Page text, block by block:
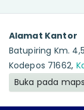
Alamat Kantor
Batupiring Km.
Kodepos 71662,
Buka pada maps